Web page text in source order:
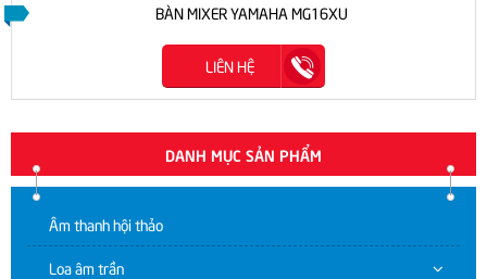
BÀN MIXER YAMAHA MG16XU
LIÊN HỆ
DANH MỤC SẢN PHẨM
Âm thanh hội thảo
Loa âm trần